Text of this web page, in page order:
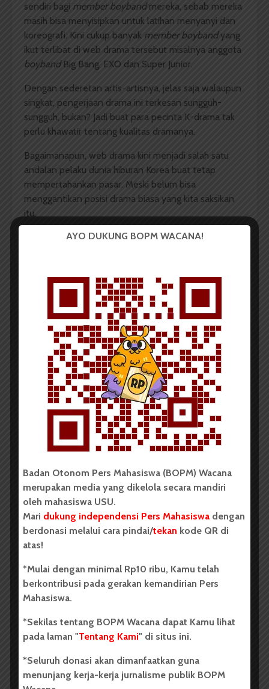
sendiri bagi member boybandmereka, sebab mereka
masih bisa menyisipkan untuk latihan menyanyi dan
koreografi. Kini cukup banyak member boybandyang
ikut terlibat di web drama tersebut misalnya anggota
boybandBig Bang, EXO dan Super Junior.
Dengan sederetan artis-artisnya, jelas saja walaupun
singkat, pengerjaan drama ini terkesan sungguh-
sungguh, bukan? Jadi buat para pecinta K-drama tak
perlu khawatir tentang kualitas dramanya.
Bagaimanapun, web drama kini menjadi salah satu
andalan pelaku dunia hiburan Korea buat tetap
mempertahankan pasar. Meski belum bisa
menggantikan posisi drama biasa yang kita saksikan
itu.
Seandainya saja kita di negeri ini sungguh-sungguh
dilakukan untuk menambah kecintaan muda-mudi
pada tayangan dalam negeri.
Mungkin kita juga bisa membuat sebuah web drama
yang lebih berkualitas dibanding ‘terpaksa’
mengonsumsi drama yang tayang di televisi swasta
hingga ada yang mencapai tigaseasonitu, kan?
Komentar Facebook Anda
Drama Minimalis Ala Korea
Ika Putri Agustini Saragih
Korea Web Drama
Redaksi
Badan Otonom Pers Mahasiswa (BOPM) Wacana
kampus dan dikelola secara mandiri oleh mahasiswa
Universitas Sumatera Utara (USU).
LIHAT SEMUA ARTIKEL
AYO DUKUNG BOPM WACANA!
Badan Otonom Pers Mahasiswa (BOPM) Wacana
merupakan media yang dikelola secara mandiri
oleh mahasiswa USU.
Mari dukung independensi Pers Mahasiswa dengan
berdonasi melalui cara pindai/tekan kode QR di
atas!
*Mulai dengan minimal Rp10 ribu, Kamu telah
berkontribusi pada gerakan kemandirian Pers
Mahasiswa.
*Sekilas tentang BOPM Wacana dapat Kamu lihat
pada laman "Tentang Kami" di situs ini.
*Seluruh donasi akan dimanfaatkan guna
menunjang kerja-kerja jurnalisme publik BOPM